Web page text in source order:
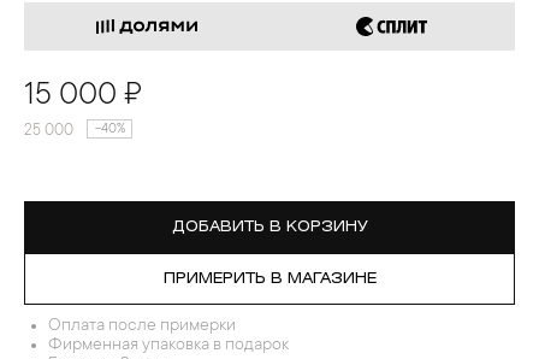
15 000 ₽
25 000 -40%
ДОБАВИТЬ В КОРЗИНУ
ПРИМЕРИТЬ В МАГАЗИНЕ
Оплата после примерки
Фирменная упаковка в подарок